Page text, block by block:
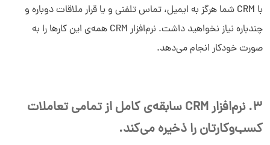
با CRM شما هرگز به ایمیل، تماس تلفنی و یا قرار ملاقات دوباره و
چندباره نیاز نخواهید داشت. نرم‌افزار CRM همه‌ی این کارها را به
صورت خودکار انجام می‌دهد.
3. نرم‌افزار CRM سابقه‌ی کامل از تمامی تعاملات
کسب‌وکارتان را ذخیره می‌کند.